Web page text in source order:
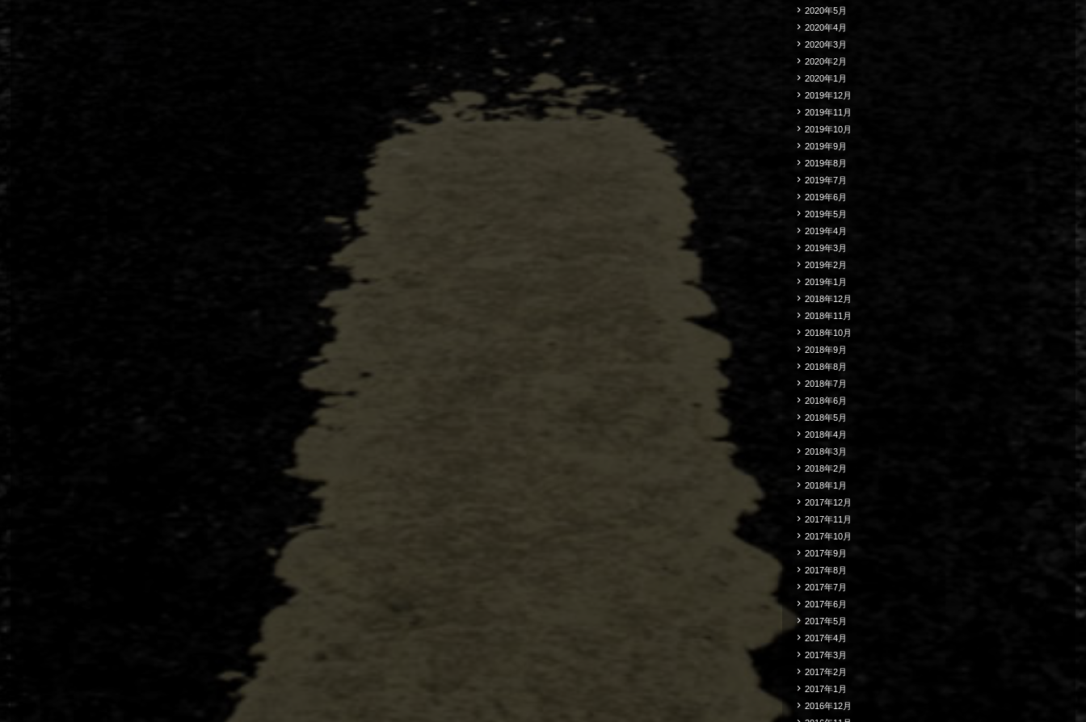
2020年5月
2020年4月
2020年3月
2020年2月
2020年1月
2019年12月
2019年11月
2019年10月
2019年9月
2019年8月
2019年7月
2019年6月
2019年5月
2019年4月
2019年3月
2019年2月
2019年1月
2018年12月
2018年11月
2018年10月
2018年9月
2018年8月
2018年7月
2018年6月
2018年5月
2018年4月
2018年3月
2018年2月
2018年1月
2017年12月
2017年11月
2017年10月
2017年9月
2017年8月
2017年7月
2017年6月
2017年5月
2017年4月
2017年3月
2017年2月
2017年1月
2016年12月